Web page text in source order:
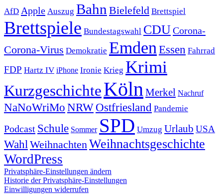
AfD Apple Auszug Bahn Bielefeld Brettspiel
Brettspiele Bundestagswahl CDUCorona-
Corona-Virus Demokratie Emden Essen Fahrrad
FDP Hartz IV iPhone Ironie Krieg Krimi
KurzgeschichteKöln Merkel Nachruf
NaNoWriMo NRWOstfriesland Pandemie
Podcast Schule Sommer SPD Umzug Urlaub USA
Wahl Weihnachten Weihnachtsgeschichte
WordPress
Privatsphäre-Einstellungen ändern
Historie der Privatsphäre-Einstellungen
Einwilligungen widerrufen